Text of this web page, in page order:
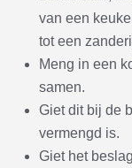
van een
tot een
Meng in een
samen.
Giet dit bij de
vermengd is.
Giet het